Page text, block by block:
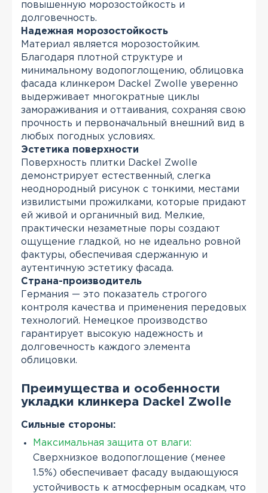
повышенную морозостойкость и
долговечность.
Надежная морозостойкость
Материал является морозостойким.
Благодаря плотной структуре и
минимальному водопоглощению, облицовка
фасада клинкером Dackel Zwolle уверенно
выдерживает многократные циклы
замораживания и оттаивания, сохраняя свою
прочность и первоначальный внешний вид в
любых погодных условиях.
Эстетика поверхности
Поверхность плитки Dackel Zwolle
демонстрирует естественный, слегка
неоднородный рисунок с тонкими, местами
извилистыми прожилками, которые придают
ей живой и органичный вид. Мелкие,
практически незаметные поры создают
ощущение гладкой, но не идеально ровной
фактуры, обеспечивая сдержанную и
аутентичную эстетику фасада.
Страна-производитель
Германия — это показатель строгого
контроля качества и применения передовых
технологий. Немецкое производство
гарантирует высокую надежность и
долговечность каждого элемента
облицовки.
Преимущества и особенности
укладки клинкера Dackel Zwolle
Сильные стороны:
Максимальная защита от влаги:
Сверхнизкое водопоглощение (менее
1.5%) обеспечивает фасаду выдающуюся
устойчивость к атмосферным осадкам, что